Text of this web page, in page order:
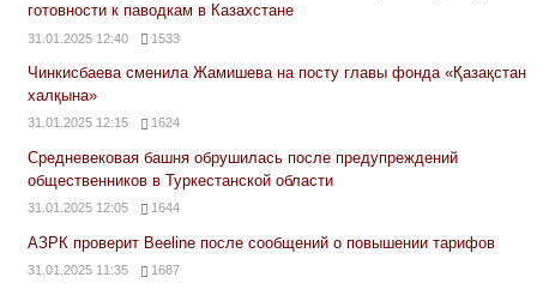
готовности к паводкам в Казахстане
31.01.2025 12:40 1533
Чинкисбаева сменила Жамишева на посту главы фонда «Қазақстан
халқына»
31.01.2025 12:15 1624
Средневековая башня обрушилась после предупреждений
общественников в Туркестанской области
31.01.2025 12:05 1644
АЗРК проверит Beeline после сообщений о повышении тарифов
31.01.2025 11:35 1687